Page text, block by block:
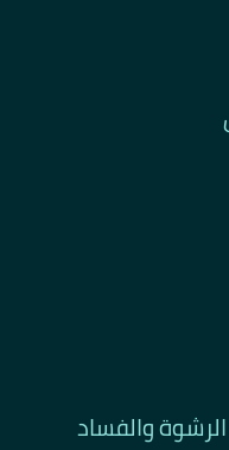
والفساد